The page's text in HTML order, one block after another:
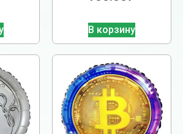
В корзину